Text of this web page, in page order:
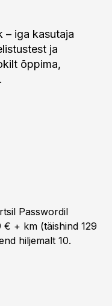
– iga kasutaja
ja
õppima,
Passwordil
€ + km (täishind 129
hiljemalt 10.